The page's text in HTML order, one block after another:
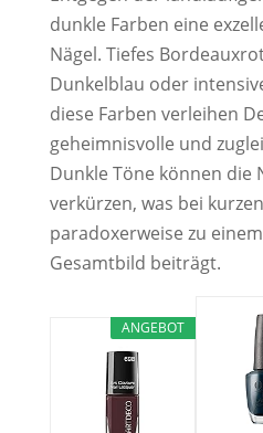
dunkle Farben eine
Nägel. Tiefes
Dunkelblau oder
diese Farben verleihen
geheimnisvolle und
Dunkle Töne können die
verkürzen, was bei
paradoxerweise zu
Gesamtbild beiträgt.
ANGEBOT